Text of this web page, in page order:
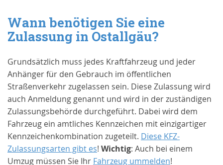
Wann benötigen Sie eine
Zulassung in Ostallgäu?
Grundsätzlich muss jedes Kraftfahrzeug und jeder
Anhänger für den Gebrauch im öffentlichen
Straßenverkehr zugelassen sein. Diese Zulassung wird
auch Anmeldung genannt und wird in der zuständigen
Zulassungsbehörde durchgeführt. Dabei wird dem
Fahrzeug ein amtliches Kennzeichen mit einzigartiger
Kennzeichenkombination zugeteilt. Diese KFZ-
Zulassungsarten gibt es! Wichtig: Auch bei einem
Umzug müssen Sie Ihr Fahrzeug ummelden!